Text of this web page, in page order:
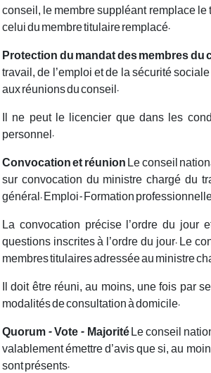
conseil, le membre suppléant remplace
celui du membre titulaire remplacé.
Protection du mandat des membres du
travail, de l’emploi et de la sécurité
aux réunions du conseil.
Il ne peut le licencier que dans les
personnel.
Convocation et réunion Le conseil
sur convocation du ministre chargé du
général. Emploi-Formation
La convocation précise l’ordre du jour
questions inscrites à l’ordre du jour. Le
membres titulaires adressée au ministre
Il doit être réuni, au moins, une fois par
modalités de consultation à domicile.
Quorum - Vote - MajoritéLe conseil
valablement émettre d’avis que si, au
sont présents.